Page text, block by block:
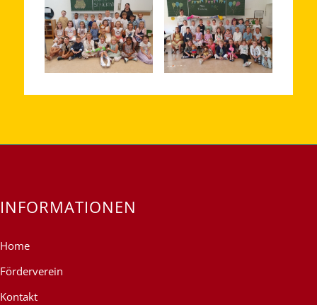
INFORMATIONEN
Home
Förderverein
Kontakt